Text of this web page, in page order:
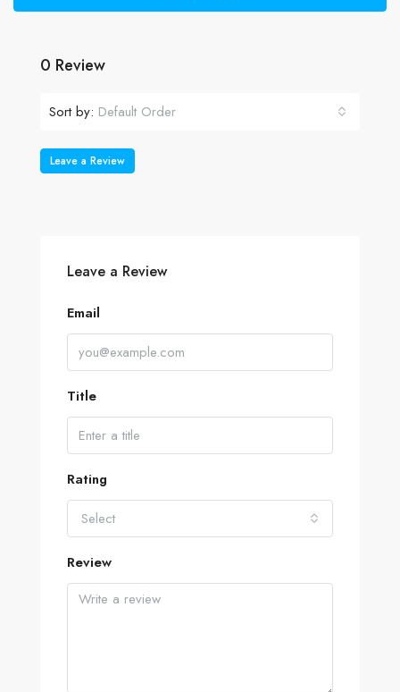
0 Review
Sort by: Default Order
Leave a Review
Leave a Review
Email
Title
Rating
Select
Review